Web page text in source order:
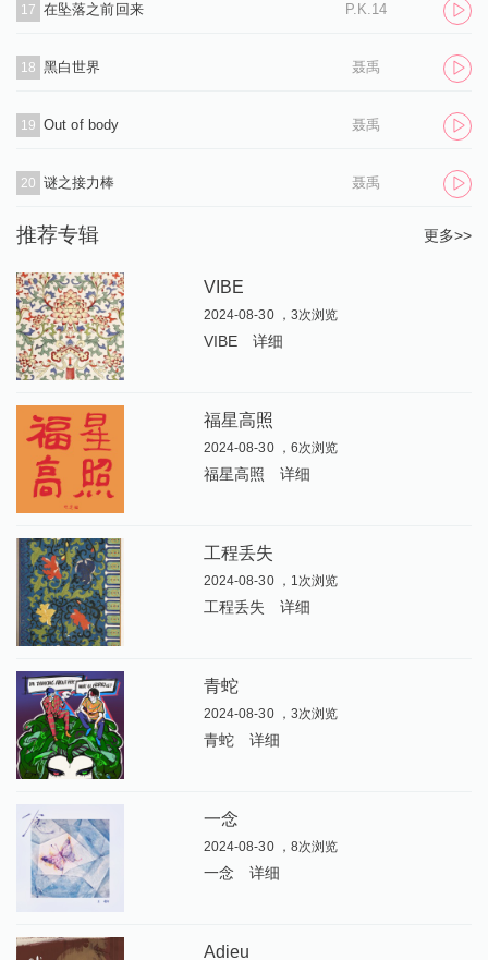
17 在坠落之前回来 P.K.14
18 黑白世界 聂禹
19 Out of body 聂禹
20 谜之接力棒 聂禹
推荐专辑 更多>>
VIBE
2024-08-30 ，3次浏览
VIBE 详细
福星高照
2024-08-30 ，6次浏览
福星高照 详细
工程丢失
2024-08-30 ，1次浏览
工程丢失 详细
青蛇
2024-08-30 ，3次浏览
青蛇 详细
一念
2024-08-30 ，8次浏览
一念 详细
Adieu